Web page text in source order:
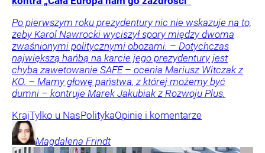
Po pierwszym roku prezydentury nic nie wskazuje na to,
żeby Karol Nawrocki wyciszył spory między dwoma
zwaśnionymi politycznymi obozami. – Dotychczas
największą hańbą na karcie jego prezydentury jest
chyba zawetowanie SAFE – ocenia Mariusz Witczak z
KO. – Mamy głowę państwa, z której możemy być
dumni – kontruje Marek Jakubiak z Rozwoju Plus.
KrajTylko u NasPolitykaOpinie i komentarze
Magdalena Frindt